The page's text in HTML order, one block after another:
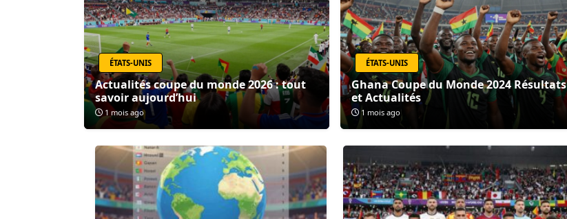
ÉTATS-UNIS
Actualités coupe du monde 2026 : tout
savoir aujourd’hui
1 mois ago
ÉTATS-UNIS
Ghana Coupe du Monde 2024 Résultats
et Actualités
1 mois ago